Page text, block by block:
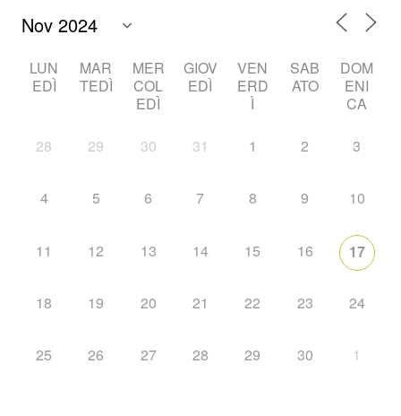
LUN
EDÌ
MAR
TEDÌ
MER
COL
EDÌ
GIOV
EDÌ
VEN
ERD
Ì
SAB
ATO
DOM
ENI
CA
28 29 30 31 1 2 3
4 5 6 7 8 9 10
11 12 13 14 15 16 17
18 19 20 21 22 23 24
25 26 27 28 29 30 1